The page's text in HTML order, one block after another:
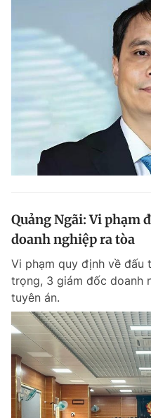
Quảng Ngãi: Vi phạm
doanh nghiệp ra tòa
Vi phạm quy định về đấu
trọng, 3 giám đốc doanh
tuyên án.